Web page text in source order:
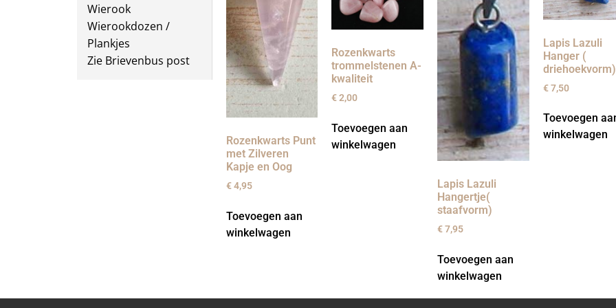
Wierook
Wierookdozen /
Plankjes
Zie Brievenbus post
Rozenkwarts Punt
met Zilveren
Kapje en Oog
€4,95
Toevoegen aan
winkelwagen
Rozenkwarts
trommelstenen A-
kwaliteit
€2,00
Toevoegen aan
winkelwagen
Lapis Lazuli
Hangertje(
staafvorm)
€7,95
Toevoegen aan
winkelwagen
Lapis Lazuli
Hanger (
driehoekvorm)
€7,50
Toevoegen
winkelwagen